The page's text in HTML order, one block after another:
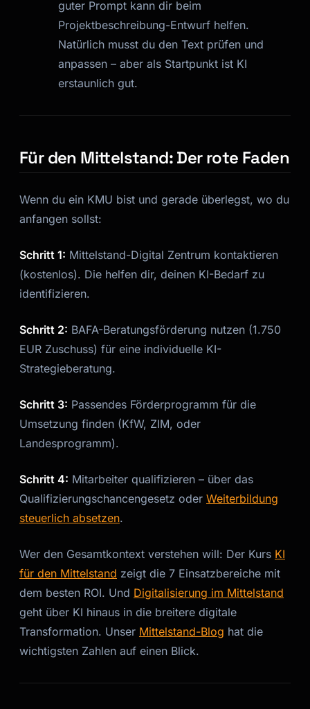
guter Prompt kann dir beim
Projektbeschreibung-Entwurf helfen.
Natürlich musst du den Text prüfen und
anpassen – aber als Startpunkt ist KI
erstaunlich gut.
Für den Mittelstand: Der rote Faden
Wenn du ein KMU bist und gerade überlegst, wo du
anfangen sollst:
Schritt 1: Mittelstand-Digital Zentrum kontaktieren
(kostenlos). Die helfen dir, deinen KI-Bedarf zu
identifizieren.
Schritt 2: BAFA-Beratungsförderung nutzen (1.750
EUR Zuschuss) für eine individuelle KI-
Strategieberatung.
Schritt 3: Passendes Förderprogramm für die
Umsetzung finden (KfW, ZIM, oder
Landesprogramm).
Schritt 4: Mitarbeiter qualifizieren – über das
Qualifizierungschancengesetz oder Weiterbildung
steuerlich absetzen.
Wer den Gesamtkontext verstehen will: Der Kurs KI
für den Mittelstand zeigt die 7 Einsatzbereiche mit
dem besten ROI. Und Digitalisierung im Mittelstand
geht über KI hinaus in die breitere digitale
Transformation. Unser Mittelstand-Blog hat die
wichtigsten Zahlen auf einen Blick.